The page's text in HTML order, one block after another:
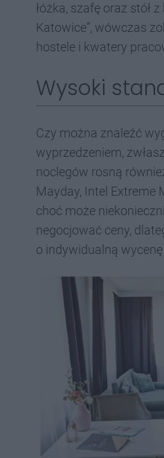
łóżka, szafę oraz stół
Katowice”, wówczas
hostele i kwatery
Wysoki
Czy można znaleźć
wyprzedzeniem,
noclegów rosną
Mayday, Intel Extreme
choć może
negocjować ceny,
o indywidualną wycenę